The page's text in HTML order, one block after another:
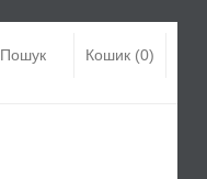
Пошук Кошик (0)